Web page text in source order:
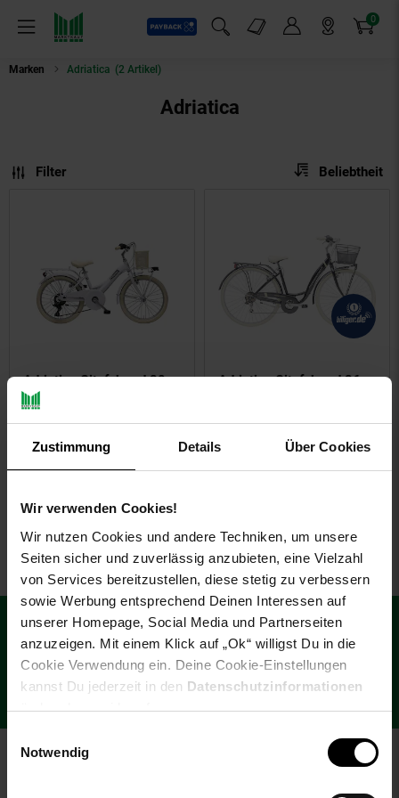
Zustimmung Details Über Cookies
Wir verwenden Cookies!
Wir nutzen Cookies und andere Techniken, um unsere
Seiten sicher und zuverlässig anzubieten, eine Vielzahl
von Services bereitzustellen, diese stetig zu verbessern
sowie Werbung entsprechend Deinen Interessen auf
unserer Homepage, Social Media und Partnerseiten
anzuzeigen. Mit einem Klick auf „Ok“ willigst Du in die
Cookie Verwendung ein. Deine Cookie-Einstellungen
kannst Du jederzeit in den Datenschutzinformationen
ändern bzw. widerrufen.
Notwendig
Menü
Payback
Suchfeld einblenden
Markt-Angebote 0
Artikel
Marken Adriatica (2 Artikel)
Adriatica
Filter Sortierung:
Beliebtheit
Adriatica Cityfahrrad 20
Zoll PANDA, creme
-11 %
Sie Sparen 11 Prozent,
399,00*Aktueller Preis: 399,00€
Adriatica Cityfahrrad 26
-10 %
Sie Sparen 10 Prozent,
399,99*
Fußzeile
Newsletter Anmeldung
Abonniere unseren Newsletter und
sichere dir einen 15 €**-Gutschein!
15
Gutschein
Jetzt Newsletter abonnieren